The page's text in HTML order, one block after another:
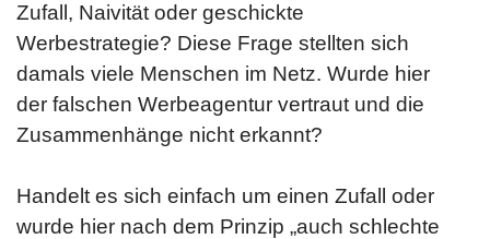
Zufall, Naivität oder geschickte
Werbestrategie? Diese Frage stellten sich
damals viele Menschen im Netz. Wurde hier
der falschen Werbeagentur vertraut und die
Zusammenhänge nicht erkannt?
Handelt es sich einfach um einen Zufall oder
wurde hier nach dem Prinzip „auch schlechte